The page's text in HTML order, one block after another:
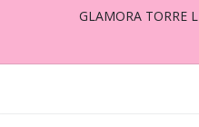
GLAMORA TORRE